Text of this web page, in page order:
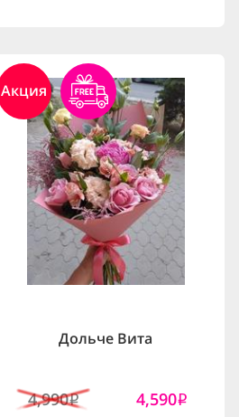
Акция
Дольче Вита
4,990i 4,590i